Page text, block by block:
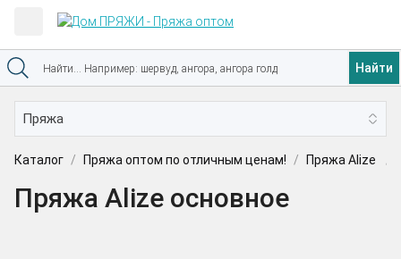
Найти
Каталог Пряжа оптом по отличным ценам! Пряжа Alize
Пряжа Alize основное